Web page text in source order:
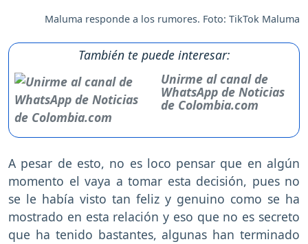
Maluma responde a los rumores. Foto: TikTok Maluma
También te puede interesar:
Unirme al canal de
WhatsApp de Noticias
de Colombia.com
A pesar de esto, no es loco pensar que en algún
momento el vaya a tomar esta decisión, pues no
se le había visto tan feliz y genuino como se ha
mostrado en esta relación y eso que no es secreto
que ha tenido bastantes, algunas han terminado